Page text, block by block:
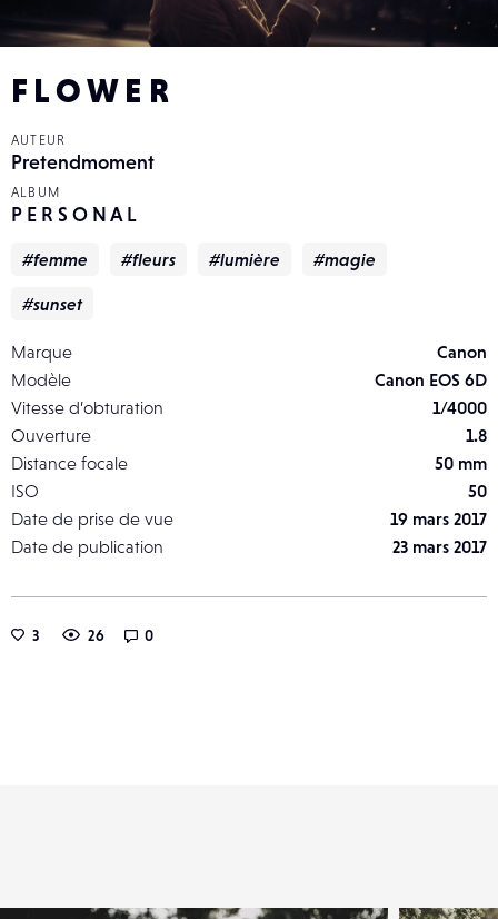
F L O W E R
AUTEUR
Pretendmoment
ALBUM
P E R S O N A L
#femme #fleurs #lumière #magie
#sunset
Marque
Canon
Modèle
Canon EOS 6D
Vitesse d’obturation
1/4000
Ouverture
1.8
Distance focale
50 mm
ISO
50
Date de prise de vue
19 mars 2017
Date de publication
23 mars 2017
3 26 0